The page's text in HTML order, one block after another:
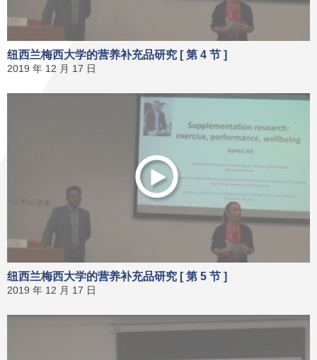
纽西兰梅西大学的营养补充品研究 [ 第 4 节 ]
2019 年 12 月 17 日
纽西兰梅西大学的营养补充品研究 [ 第 5 节 ]
2019 年 12 月 17 日